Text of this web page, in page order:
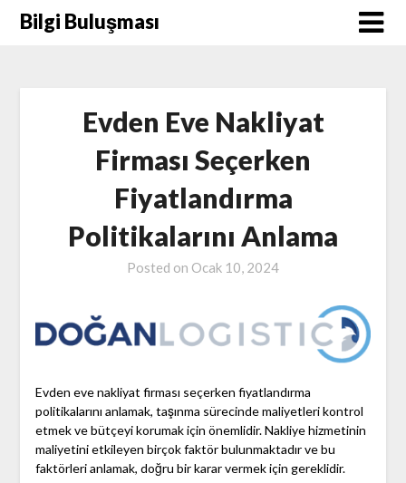
SkipBilgi Buluşması
Evden Eve Nakliyat
Firması Seçerken
Fiyatlandırma
Politikalarını Anlama
Posted on Ocak 10, 2024
Evden eve nakliyat firması seçerken fiyatlandırma
politikalarını anlamak, taşınma sürecinde maliyetleri kontrol
etmek ve bütçeyi korumak için önemlidir. Nakliye hizmetinin
maliyetini etkileyen birçok faktör bulunmaktadır ve bu
faktörleri anlamak, doğru bir karar vermek için gereklidir.